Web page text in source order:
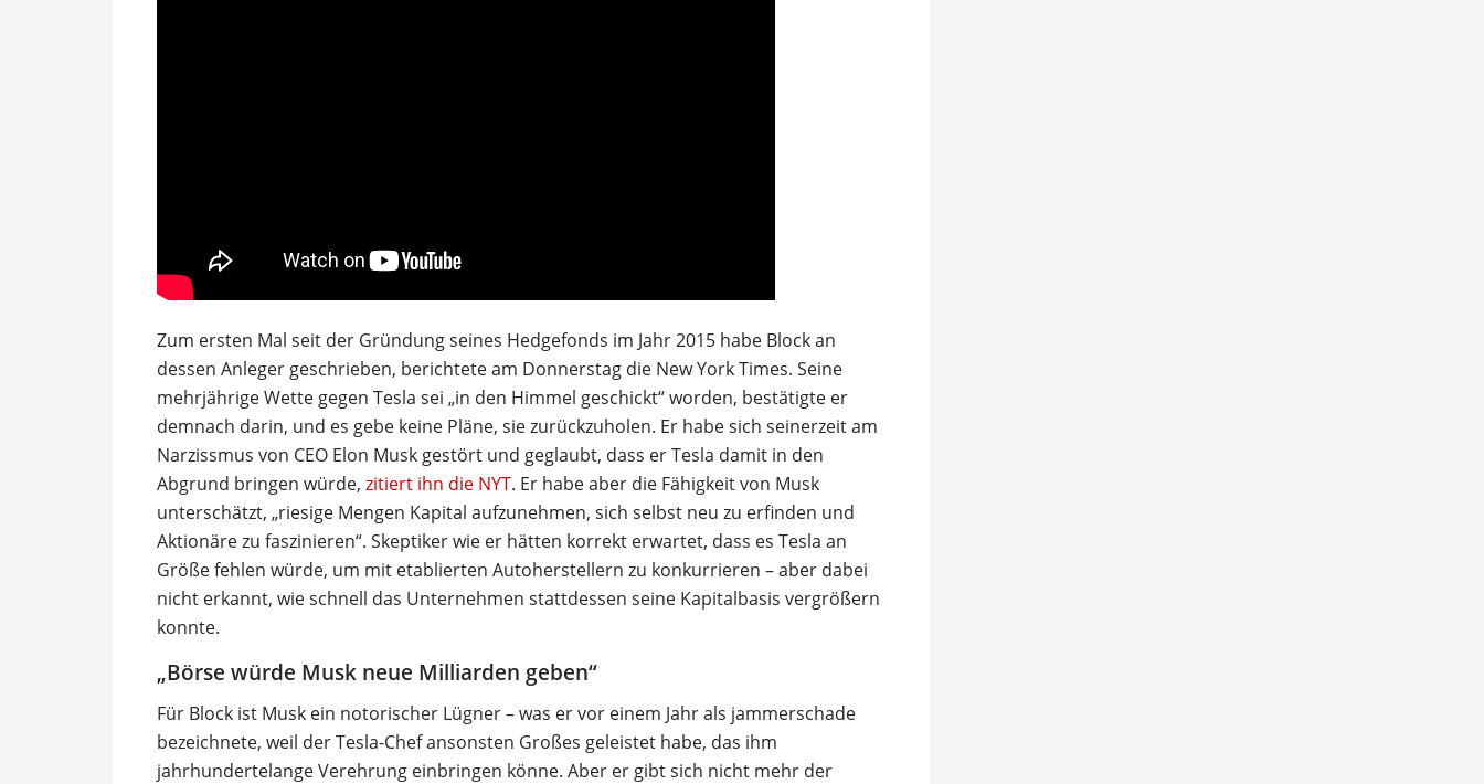
Zum ersten Mal seit der Gründung seines Hedgefonds im Jahr 2015 habe Block an
dessen Anleger geschrieben, berichtete am Donnerstag die New York Times. Seine
mehrjährige Wette gegen Tesla sei „in den Himmel geschickt“ worden, bestätigte er
demnach darin, und es gebe keine Pläne, sie zurückzuholen. Er habe sich seinerzeit am
Narzissmus von CEO Elon Musk gestört und geglaubt, dass er Tesla damit in den
Abgrund bringen würde, zitiert ihn die NYT. Er habe aber die Fähigkeit von Musk
unterschätzt, „riesige Mengen Kapital aufzunehmen, sich selbst neu zu erfinden und
Aktionäre zu faszinieren“. Skeptiker wie er hätten korrekt erwartet, dass es Tesla an
Größe fehlen würde, um mit etablierten Autoherstellern zu konkurrieren – aber dabei
nicht erkannt, wie schnell das Unternehmen stattdessen seine Kapitalbasis vergrößern
konnte.
„Börse würde Musk neue Milliarden geben“
Für Block ist Musk ein notorischer Lügner – was er vor einem Jahr als jammerschade
bezeichnete, weil der Tesla-Chef ansonsten Großes geleistet habe, das ihm
jahrhundertelange Verehrung einbringen könne. Aber er gibt sich nicht mehr der